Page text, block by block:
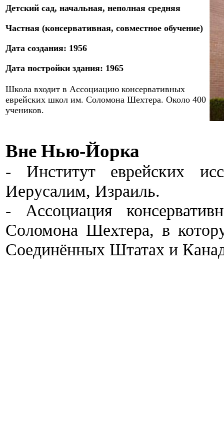
Детский сад, начальная, неполная средняя
Частная (консервативная, совместное обучение)
Дата создания: 1956
Дата постройки здания: 1965
Школа входит в Ассоциацию консервативных
еврейских школ им. Соломона Шехтера. Около 400
учеников.
Вне Нью-Йорка
- Институт еврейских
Иерусалим, Израиль.
- Ассоциация
Соломона Шехтера, в
Соединённых Штатах и